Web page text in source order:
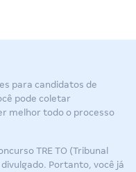
para candidatos de
pode coletar
melhor todo o processo
TRE TO (Tribunal
Portanto, você já